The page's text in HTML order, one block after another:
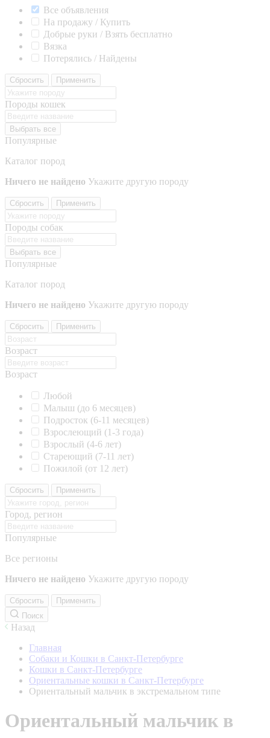
Все объявления
На продажу / Купить
Добрые руки / Взять бесплатно
Вязка
Потерялись / Найдены
Сбросить Применить
Породы кошек
Выбрать все
Популярные
Каталог пород
Ничего не найдено Укажите другую породу
Сбросить Применить
Породы собак
Выбрать все
Популярные
Каталог пород
Ничего не найдено Укажите другую породу
Сбросить Применить
Возраст
Возраст
Любой
Малыш (до 6 месяцев)
Подросток (6-11 месяцев)
Взрослеющий (1-3 года)
Взрослый (4-6 лет)
Стареющий (7-11 лет)
Пожилой (от 12 лет)
Сбросить Применить
Город, регион
Популярные
Все регионы
Ничего не найдено Укажите другую породу
Сбросить
Применить
Поиск
Назад
Главная
Собаки и Кошки в Санкт-Петербурге
Кошки в Санкт-Петербурге
Ориентальные кошки в Санкт-Петербурге
Ориентальный мальчик в экстремальном типе
Ориентальный мальчик в